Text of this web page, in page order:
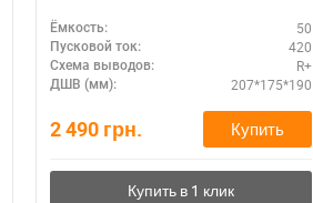
Ёмкость: 50
Пусковой ток: 420
Схема выводов: R+
ДШВ (мм): 207*175*190
2 490 грн. Купить